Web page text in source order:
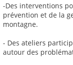
-Des interventions
prévention et de la
montagne.
- Des ateliers
autour des